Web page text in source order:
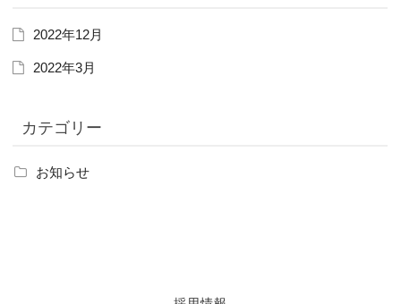
2022年12月
2022年3月
カテゴリー
お知らせ